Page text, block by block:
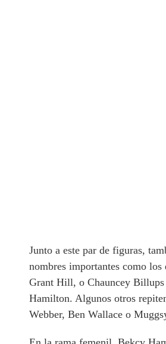
Junto a este par de figuras,
nombres importantes como
Grant Hill, o Chauncey
Hamilton. Algunos otros
Webber, Ben Wallace o